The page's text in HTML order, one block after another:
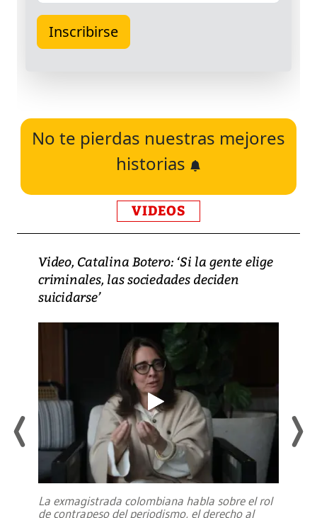
No te pierdas nuestras mejores
historias
VIDEOS
Video, Catalina Botero: ‘Si la gente elige
criminales, las sociedades deciden
suicidarse’
La exmagistrada colombiana habla sobre el rol
de contrapeso del periodismo, el derecho al